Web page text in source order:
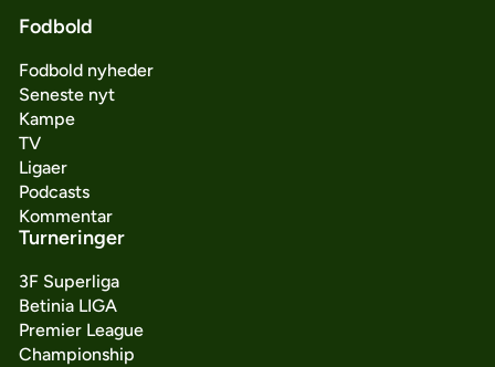
Fodbold
Fodbold nyheder
Seneste nyt
Kampe
TV
Ligaer
Podcasts
Kommentar
Turneringer
3F Superliga
Betinia LIGA
Premier League
Championship